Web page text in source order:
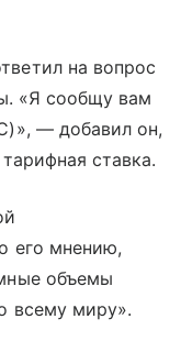
на вопрос
«Я сообщу вам
— добавил он,
ставка.
его мнению,
объемы
всему миру».